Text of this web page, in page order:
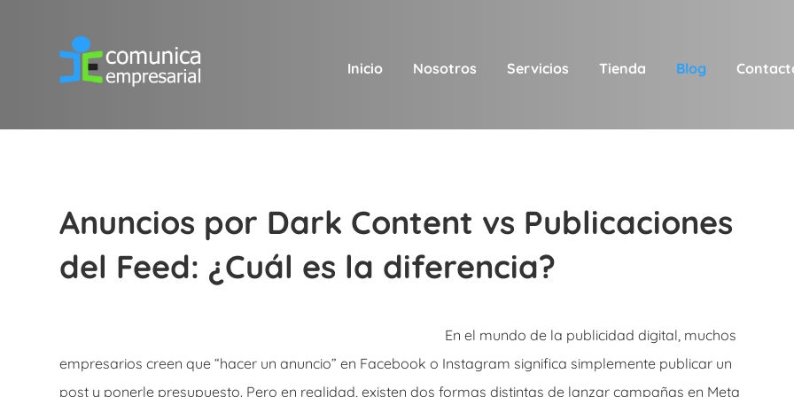
Inicio Nosotros Servicios Tienda Blog
Anuncios por Dark Content vs Publicaciones
del Feed: ¿Cuál es la diferencia?
En el mundo de la publicidad digital, muchos
empresarios creen que “hacer un anuncio” en Facebook o Instagram significa simplemente publicar un
post y ponerle presupuesto. Pero en realidad, existen dos formas distintas de lanzar campañas en Meta